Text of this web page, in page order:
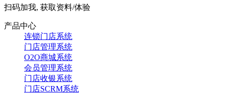
扫码加我, 获取资料/体验
产品中心
连锁门店系统
门店管理系统
O2O商城系统
会员管理系统
门店收银系统
门店SCRM系统